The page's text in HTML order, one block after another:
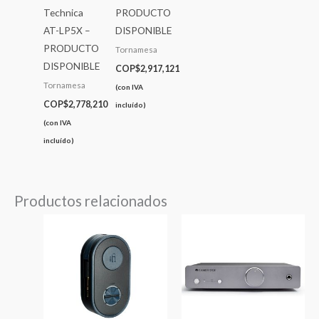
Technica
AT-LP5X –
PRODUCTO
DISPONIBLE
Tornamesa
COP$2,778,210
(con IVA
incluído)
PRODUCTO
DISPONIBLE
Tornamesa
COP$2,917,121
(con IVA
incluído)
Productos relacionados